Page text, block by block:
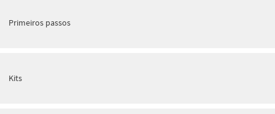
Primeiros passos
Kits